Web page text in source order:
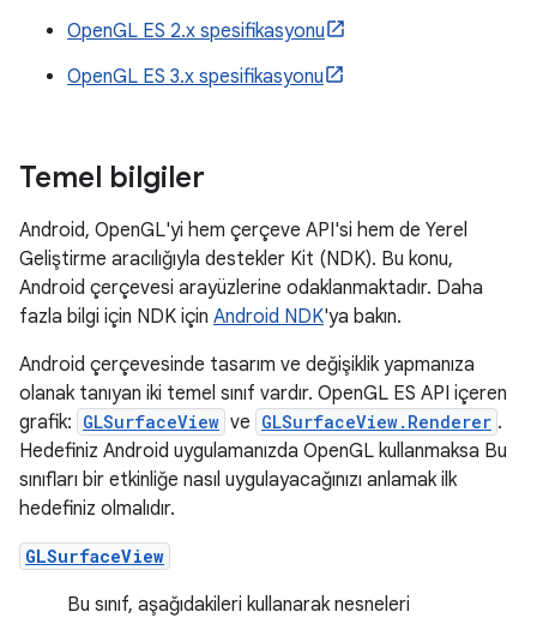
OpenGL ES 2.x spesifikasyonu
OpenGL ES 3.x spesifikasyonu
Temel bilgiler
Android, OpenGL'yi hem çerçeve API'si hem de Yerel
Geliştirme aracılığıyla destekler Kit (NDK). Bu konu,
Android çerçevesi arayüzlerine odaklanmaktadır. Daha
fazla bilgi için NDK için Android NDK'ya bakın.
Android çerçevesinde tasarım ve değişiklik yapmanıza
olanak tanıyan iki temel sınıf vardır. OpenGL ES API içeren
grafik: GLSurfaceView ve GLSurfaceView.Renderer .
Hedefiniz Android uygulamanızda OpenGL kullanmaksa Bu
sınıfları bir etkinliğe nasıl uygulayacağınızı anlamak ilk
hedefiniz olmalıdır.
GLSurfaceView
Bu sınıf, aşağıdakileri kullanarak nesneleri